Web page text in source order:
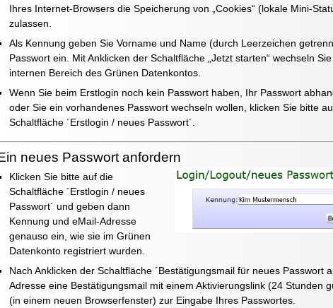
Ihres Internet-Browsers die Speicherung von „Cookies“ (lokale Mini-
zulassen.
Als Kennung geben Sie Vorname und Name (durch Leerzeichen
Passwort ein. Mit Anklicken der Schaltfläche „Jetzt starten“ wechseln
internen Bereich des Grünen Datenkontos.
Wenn Sie beim Erstlogin noch kein Passwort haben, Ihr Passwort
oder Sie ein vorhandenes Passwort wechseln wollen, klicken Sie bitte
Schaltfläche ´Erstlogin / neues Passwort´.
neues Passwort anfordern
Klicken Sie bitte auf die
Schaltfläche ´Erstlogin / neues
Passwort´ und geben dann
Kennung und eMail-Adresse
genauso ein, wie sie im Grünen
Datenkonto registriert wurden.
Nach Anklicken der Schaltfläche ´Bestätigungsmail für neues Passwort
Adresse eine Bestätigungsmail mit einem Aktivierungslink (24 Stunden
(in einem neuen Browserfenster) zur Eingabe Ihres Passwortes.